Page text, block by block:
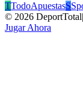
TTodoApuestasS
© 2026 DeportTotal|
Jugar Ahora